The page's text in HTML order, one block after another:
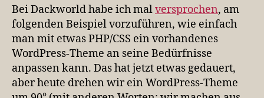
Theme
Bei Dackworld habe ich malversprochen, am
folgenden Beispiel vorzuführen, wie einfach
man mit etwas PHP/CSS ein vorhandenes
WordPress-Theme an seine Bedürfnisse
anpassen kann. Das hat jetzt etwas gedauert,
aber heute drehen wir ein WordPress-Theme